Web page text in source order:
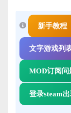
新手教程
文字游戏列
MOD订阅问
登录steam